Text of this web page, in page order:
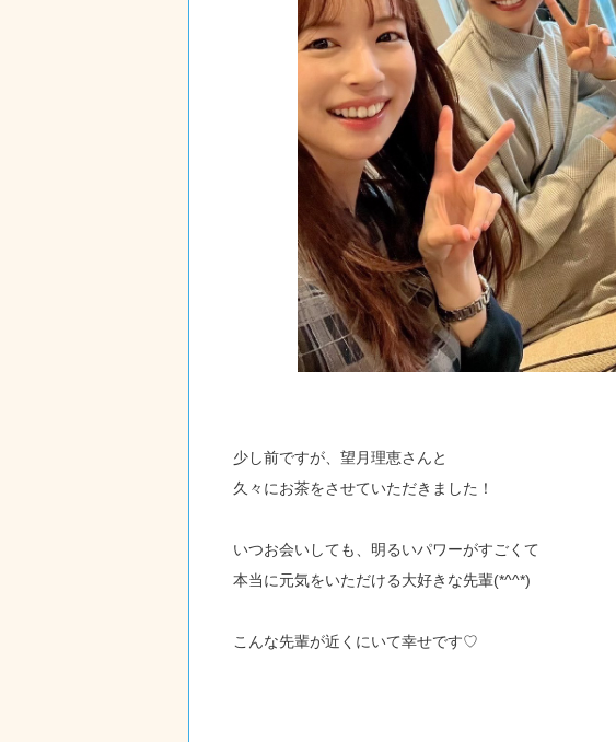
少し前ですが、望月理恵さんと
久々にお茶をさせていただきました！
いつお会いしても、明るいパワーがすごくて
本当に元気をいただける大好きな先輩(*^^*)
こんな先輩が近くにいて幸せです♡